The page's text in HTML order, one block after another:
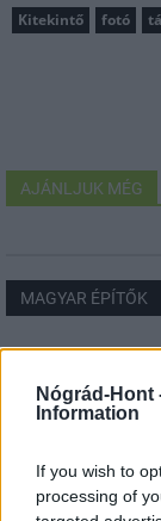
Nógrád-Hont
Information
If you wish to
processing of
Kitekintő fotó
AJÁNLJUK MÉG
MAGYAR ÉPÍTŐK